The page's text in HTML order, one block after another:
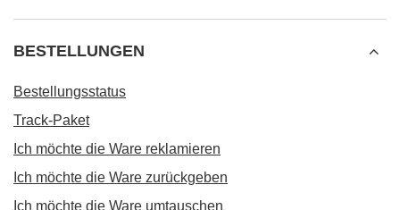
BESTELLUNGEN
Bestellungsstatus
Track-Paket
Ich möchte die Ware reklamieren
Ich möchte die Ware zurückgeben
Ich möchte die Ware umtauschen